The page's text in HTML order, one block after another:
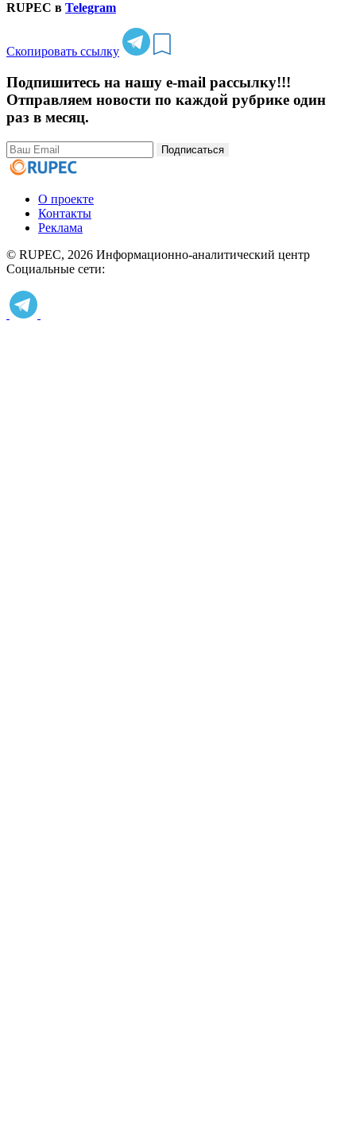
RUPEC в Telegram
Скопировать ссылку
Подпишитесь на нашу e-mail рассылку!!!
Отправляем новости по каждой рубрике один
раз в месяц.
Подписаться
О проекте
Контакты
Реклама
© RUPEC, 2026 Информационно-аналитический центр
Социальные сети: